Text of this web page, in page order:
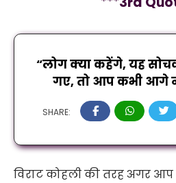
“लोग क्या कहेंगे, यह
गए, तो आप कभी आगे
SHARE:
विराट कोहली की तरह अगर